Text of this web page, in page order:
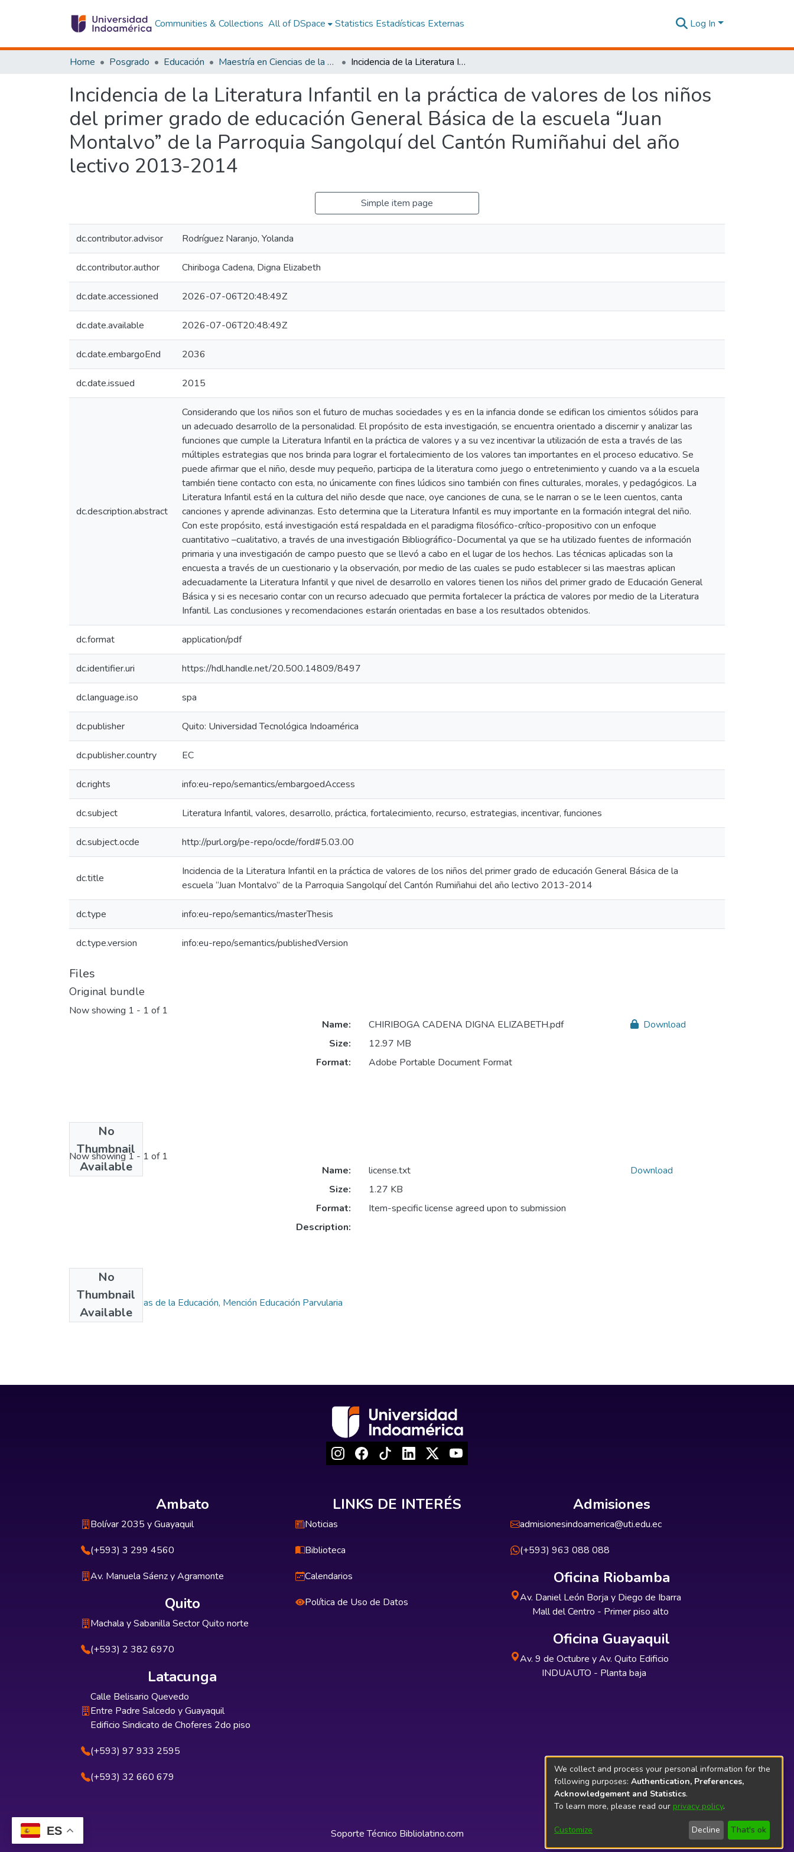
ES
Communities & Collections All of DSpace Statistics Estadísticas Externas Log In
Home Posgrado Educación Maestría en Ciencias de la Educación, Mención Educación Parvularia Incidencia de la Literatura Infantil en la práctica de valores de los niños del primer grado de educación General Básica de la escuela “Juan Montalvo” de la Parroquia Sangolquí del Cantón Rumiñahui del año lectivo 2013-2014
Incidencia de la Literatura Infantil en la práctica de valores de los niños
del primer grado de educación General Básica de la escuela “Juan
Montalvo” de la Parroquia Sangolquí del Cantón Rumiñahui del año
lectivo 2013-2014
Simple item page
dc.contributor.advisor Rodríguez Naranjo, Yolanda
dc.contributor.author Chiriboga Cadena, Digna Elizabeth
dc.date.accessioned 2026-07-06T20:48:49Z
dc.date.available 2026-07-06T20:48:49Z
dc.date.embargoEnd 2036
dc.date.issued 2015
dc.description.abstract
Considerando que los niños son el futuro de muchas sociedades y es en la infancia donde se edifican los cimientos sólidos para
un adecuado desarrollo de la personalidad. El propósito de esta investigación, se encuentra orientado a discernir y analizar las
funciones que cumple la Literatura Infantil en la práctica de valores y a su vez incentivar la utilización de esta a través de las
múltiples estrategias que nos brinda para lograr el fortalecimiento de los valores tan importantes en el proceso educativo. Se
puede afirmar que el niño, desde muy pequeño, participa de la literatura como juego o entretenimiento y cuando va a la escuela
también tiene contacto con esta, no únicamente con fines lúdicos sino también con fines culturales, morales, y pedagógicos. La
Literatura Infantil está en la cultura del niño desde que nace, oye canciones de cuna, se le narran o se le leen cuentos, canta
canciones y aprende adivinanzas. Esto determina que la Literatura Infantil es muy importante en la formación integral del niño.
Con este propósito, está investigación está respaldada en el paradigma filosófico-crítico-propositivo con un enfoque
cuantitativo –cualitativo, a través de una investigación Bibliográfico-Documental ya que se ha utilizado fuentes de información
primaria y una investigación de campo puesto que se llevó a cabo en el lugar de los hechos. Las técnicas aplicadas son la
encuesta a través de un cuestionario y la observación, por medio de las cuales se pudo establecer si las maestras aplican
adecuadamente la Literatura Infantil y que nivel de desarrollo en valores tienen los niños del primer grado de Educación General
Básica y si es necesario contar con un recurso adecuado que permita fortalecer la práctica de valores por medio de la Literatura
Infantil. Las conclusiones y recomendaciones estarán orientadas en base a los resultados obtenidos.
dc.format application/pdf
dc.identifier.uri https://hdl.handle.net/20.500.14809/8497
dc.language.iso spa
dc.publisher Quito: Universidad Tecnológica Indoamérica
dc.publisher.country EC
dc.rights info:eu-repo/semantics/embargoedAccess
dc.subject Literatura Infantil, valores, desarrollo, práctica, fortalecimiento, recurso, estrategias, incentivar, funciones
dc.subject.ocde http://purl.org/pe-repo/ocde/ford#5.03.00
dc.title
Incidencia de la Literatura Infantil en la práctica de valores de los niños del primer grado de educación General Básica de la
escuela “Juan Montalvo” de la Parroquia Sangolquí del Cantón Rumiñahui del año lectivo 2013-2014
dc.type info:eu-repo/semantics/masterThesis
dc.type.version info:eu-repo/semantics/publishedVersion
Files
Original bundle
Now showing 1 - 1 of 1
No
Thumbnail
Available
Name:
CHIRIBOGA CADENA DIGNA ELIZABETH.pdf
Size:
12.97 MB
Format:
Adobe Portable Document Format
Download
License bundle
Now showing1 - 1 of 1
No
Thumbnail
Available
Name:
license.txt
Size:
1.27 KB
Format:
Item-specific license agreed upon to submission
Description:
Download
Collections
Maestría en Ciencias de la Educación, Mención Educación Parvularia
Ambato
Bolívar 2035 y Guayaquil
(+593) 3 299 4560
Av. Manuela Sáenz y Agramonte
Quito
Machala y Sabanilla Sector Quito norte
(+593) 2 382 6970
Latacunga
Calle Belisario Quevedo
Entre Padre Salcedo y Guayaquil
Edificio Sindicato de Choferes 2do piso
(+593) 97 933 2595
(+593) 32 660 679
LINKS DE INTERÉS
Noticias
Biblioteca
Calendarios
Política de Uso de Datos
Admisiones
admisionesindoamerica@uti.edu.ec
(+593) 963 088 088
Oficina Riobamba
Av. Daniel León Borja y Diego de Ibarra
Mall del Centro - Primer piso alto
Oficina Guayaquil
Av. 9 de Octubre y Av. Quito Edificio
INDUAUTO - Planta baja
Soporte Técnico Bibliolatino.com
We collect and process your personal information for the
following purposes: Authentication, Preferences,
Acknowledgement and Statistics.
To learn more, please read our privacy policy.
Customize Decline That's ok